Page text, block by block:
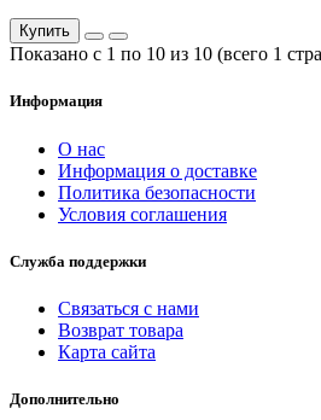
Купить
Показано с 1 по 10 из 10 (всего 1
Информация
О нас
Информация о доставке
Политика безопасности
Условия соглашения
Служба поддержки
Связаться с нами
Возврат товара
Карта сайта
Дополнительно